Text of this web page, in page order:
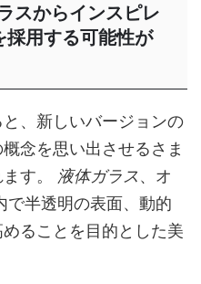
スからインスピレ
採用する可能性が
、新しいバージョンの
念を思い出させるさま
す。 液体ガラス、オ
で半透明の表面、動的
ることを目的とした美